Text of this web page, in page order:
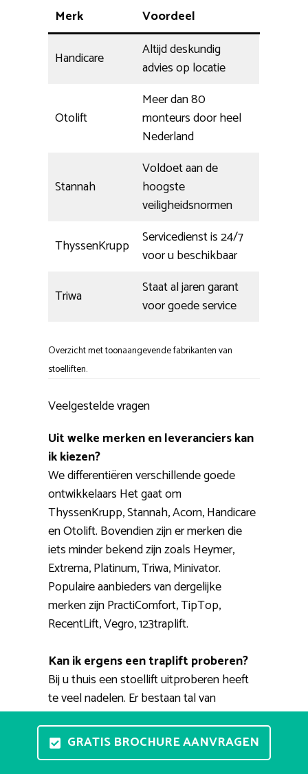
Merk Voordeel
Handicare
Altijd deskundig
advies op locatie
Otolift
Meer dan 80
monteurs door heel
Nederland
Stannah
Voldoet aan de
hoogste
veiligheidsnormen
ThyssenKrupp
Servicedienst is 24/7
voor u beschikbaar
Triwa
Staat al jaren garant
voor goede service
Overzicht met toonaangevende fabrikanten van
stoelliften.
Veelgestelde vragen
Uit welke merken en leveranciers kan
ik kiezen?
We differentiëren verschillende goede
ontwikkelaars Het gaat om
ThyssenKrupp, Stannah, Acorn, Handicare
en Otolift. Bovendien zijn er merken die
iets minder bekend zijn zoals Heymer,
Extrema, Platinum, Triwa, Minivator.
Populaire aanbieders van dergelijke
merken zijn PractiComfort, TipTop,
RecentLift, Vegro, 123traplift.
Kan ik ergens een traplift proberen?
Bij u thuis een stoellift uitproberen heeft
te veel nadelen. Er bestaan tal van
showrooms waar u heen kunt gaan voor
advies en waar u een proefrit kunt maken.
Een betrouwbare expert kan u helpen bij
GRATIS BROCHURE AANVRAGEN